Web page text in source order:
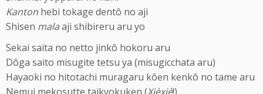
Kanton hebi tokage dentô no aji
Shisen malaaji shibireru aru yo
Sekai saita no netto jinkô hokoru aru
Dôga saito misugite tetsu ya (misugicchata aru)
Hayaoki no hitotachi muragaru kôen kenkô no tame aru
Nemui mekosutte taikyokuken (Xièxiè!)